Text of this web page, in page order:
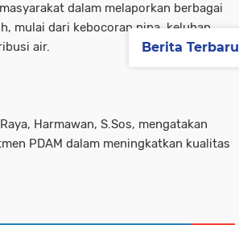
dalam melaporkan berbagai
mulai dari kebocoran pipa, keluhan
air.
Harmawan, S.Sos, mengatakan
PDAM dalam meningkatkan kualitas
Berita Terbaru